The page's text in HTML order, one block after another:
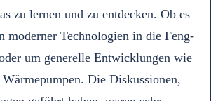
zu lernen und zu entdecken. Ob es
moderner Technologien in die Feng-
um generelle Entwicklungen wie
Die Diskussionen,